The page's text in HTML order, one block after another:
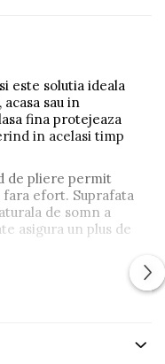
este solutia ideala
sau in
fina protejeaza
in acelasi timp
de pliere permit
efort. Suprafata
de somn a
asigura un plus de
utilizare zilnica,
cu
bebelusului un